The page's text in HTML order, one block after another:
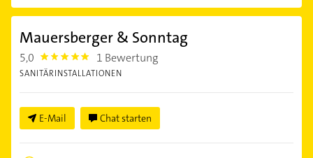
Mauersberger & Sonntag
5,0 5.0 1 Bewertung
SANITÄRINSTALLATIONEN
E-Mail Chat starten